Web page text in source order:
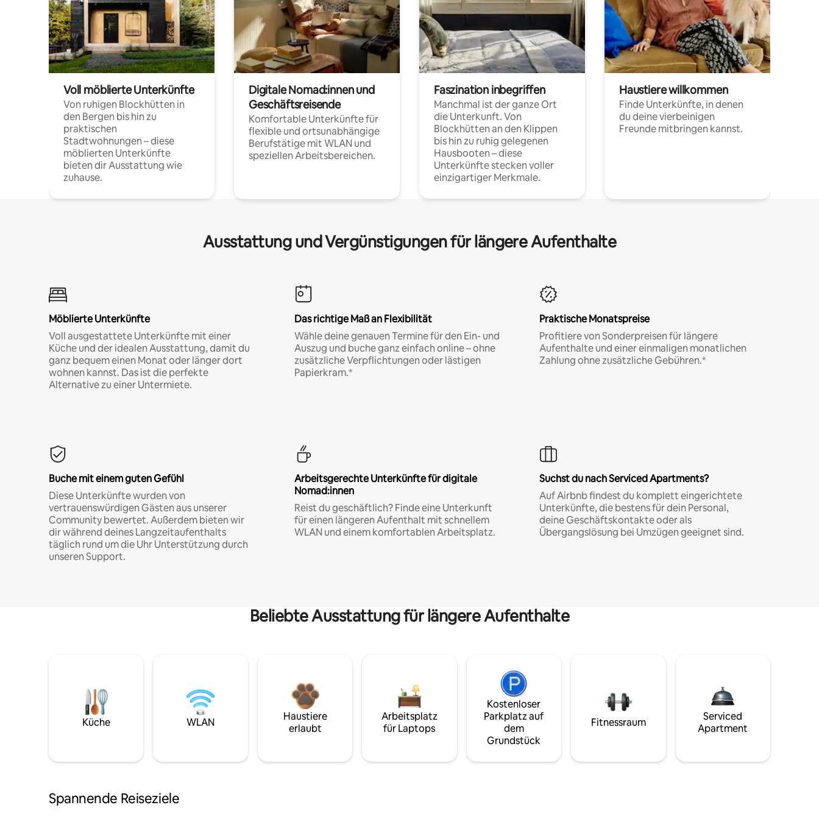
Voll möblierte Unterkünfte
Von ruhigen Blockhütten in
den Bergen bis hin zu
praktischen
Stadtwohnungen – diese
möblierten Unterkünfte
bieten dir Ausstattung wie
zuhause.
Digitale Nomad:innen und
Geschäftsreisende
Komfortable Unterkünfte für
flexible und ortsunabhängige
Berufstätige mit WLAN und
speziellen Arbeitsbereichen.
Faszination inbegriffen
Manchmal ist der ganze Ort
die Unterkunft. Von
Blockhütten an den Klippen
bis hin zu ruhig gelegenen
Hausbooten – diese
Unterkünfte stecken voller
einzigartiger Merkmale.
Haustiere willkommen
Finde Unterkünfte, in denen
du deine vierbeinigen
Freunde mitbringen kannst.
Ausstattung und Vergünstigungen für längere Aufenthalte
Möblierte Unterkünfte
Voll ausgestattete Unterkünfte mit einer
Küche und der idealen Ausstattung, damit du
ganz bequem einen Monat oder länger dort
wohnen kannst. Das ist die perfekte
Alternative zu einer Untermiete.
Das richtige Maß an Flexibilität
Wähle deine genauen Termine für den Ein- und
Auszug und buche ganz einfach online – ohne
zusätzliche Verpflichtungen oder lästigen
Papierkram.*
Praktische Monatspreise
Profitiere von Sonderpreisen für längere
Aufenthalte und einer einmaligen monatlichen
Zahlung ohne zusätzliche Gebühren.*
Buche mit einem guten Gefühl
Diese Unterkünfte wurden von
vertrauenswürdigen Gästen aus unserer
Community bewertet. Außerdem bieten wir
dir während deines Langzeitaufenthalts
täglich rund um die Uhr Unterstützung durch
unseren Support.
Arbeitsgerechte Unterkünfte für digitale
Nomad:innen
Reist du geschäftlich? Finde eine Unterkunft
für einen längeren Aufenthalt mit schnellem
WLAN und einem komfortablen Arbeitsplatz.
Suchst du nach Serviced Apartments?
Auf Airbnb findest du komplett eingerichtete
Unterkünfte, die bestens für dein Personal,
deine Geschäftskontakte oder als
Übergangslösung bei Umzügen geeignet sind.
Beliebte Ausstattung für längere Aufenthalte
Küche WLAN
Haustiere
erlaubt
Arbeitsplatz
für Laptops
Kostenloser
Parkplatz auf
dem
Grundstück
Fitnessraum
Serviced
Apartment
Spannende Reiseziele